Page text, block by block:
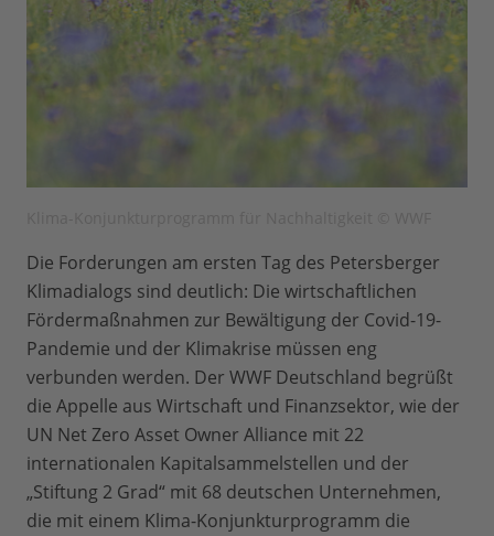
Die Forderungen am ersten Tag des Petersberger
Klimadialogs sind deutlich: Die wirtschaftlichen
Fördermaßnahmen zur Bewältigung der Covid-19-
Pandemie und der Klimakrise müssen eng
verbunden werden. Der WWF Deutschland begrüßt
die Appelle aus Wirtschaft und Finanzsektor, wie der
UN Net Zero Asset Owner Alliance mit 22
internationalen Kapitalsammelstellen und der
„Stiftung 2 Grad“ mit 68 deutschen Unternehmen,
die mit einem Klima-Konjunkturprogramm die